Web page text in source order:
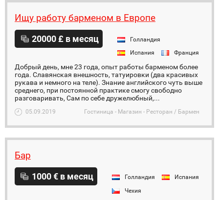
Ищу работу барменом в Европе
20000 £ в месяц
Голландия
Испания
Франция
Добрый день, мне 23 года, опыт работы барменом более
года. Славянская внешность, татуировки (два красивых
рукава и немного на теле). Знание английского чуть выше
среднего, при постоянной практике смогу свободно
разговаривать, Сам по себе дружелюбный,...
05.09.2019 Гостиница - Магазин - Ресторан / Бармен
Бар
1000 € в месяц Голландия
Испания
Чехия